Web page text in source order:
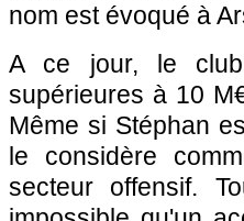
nom est évoqué à
A ce jour, le
supérieures à 10
Même si Stéphan
le considère
secteur offensif.